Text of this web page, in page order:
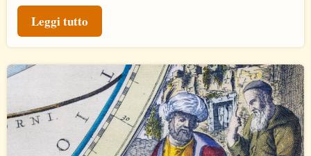
Leggi tutto